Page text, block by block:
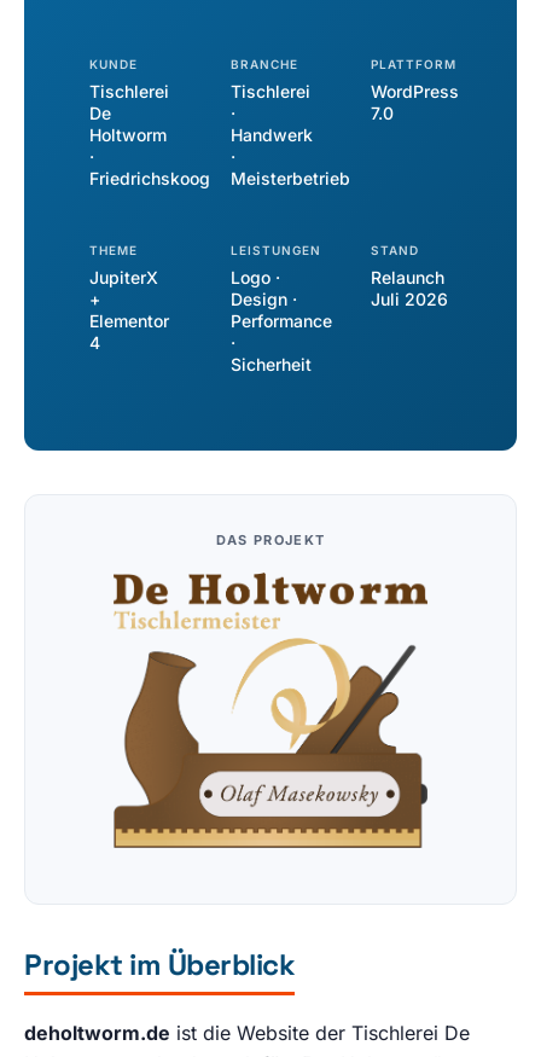
KUNDE
Tischlerei
De
Holtworm
·
Friedrichskoog
BRANCHE
Tischlerei
·
Handwerk
·
Meisterbetrieb
PLATTFORM
WordPress
7.0
THEME
JupiterX
+
Elementor
4
LEISTUNGEN
Logo ·
Design ·
Performance
·
Sicherheit
STAND
Relaunch
Juli 2026
DAS PROJEKT
Projekt im Überblick
deholtworm.de ist die Website der Tischlerei De